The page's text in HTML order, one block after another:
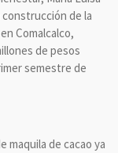
de la
Comalcalco,
de pesos
semestre de
maquila de cacao ya